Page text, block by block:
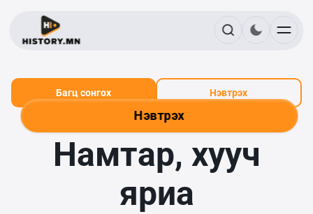
Нэвтрэх
Багц сонгох Нэвтрэх
Намтар, хууч
яриа